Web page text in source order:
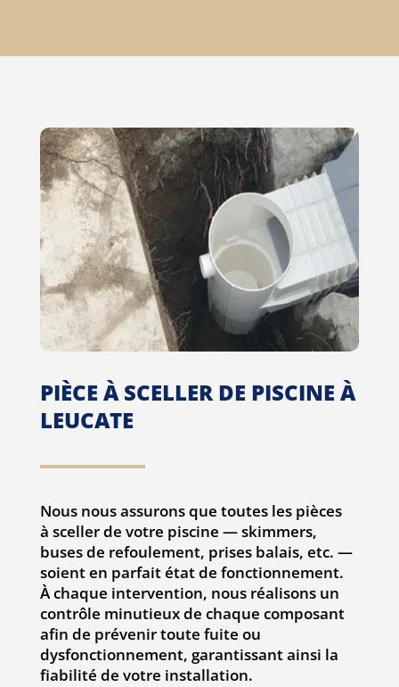
PIÈCE À SCELLER DE PISCINE À
LEUCATE
Nous nous assurons que toutes les pièces
à sceller de votre piscine — skimmers,
buses de refoulement, prises balais, etc. —
soient en parfait état de fonctionnement.
À chaque intervention, nous réalisons un
contrôle minutieux de chaque composant
afin de prévenir toute fuite ou
dysfonctionnement, garantissant ainsi la
fiabilité de votre installation.